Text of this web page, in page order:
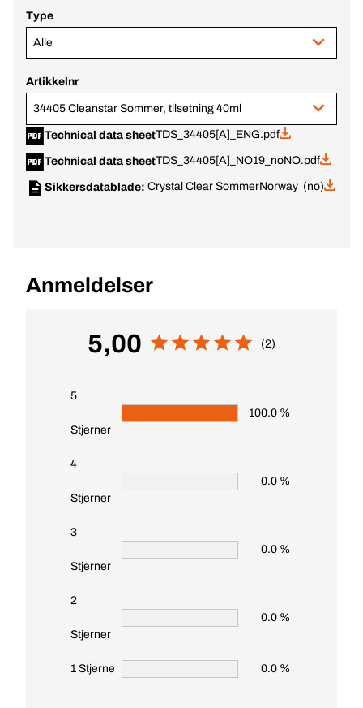
Type
Alle
Artikkelnr
34405 Cleanstar Sommer, tilsetning 40ml
Technical data sheetTDS_34405[A]_ENG.pdf
Technical data sheetTDS_34405[A]_NO19_noNO.pdf
Sikkersdatablade: Crystal Clear SommerNorway (no)
Anmeldelser
5,00 (2)
5
Stjerner
100.0 %
4
Stjerner
0.0 %
3
Stjerner
0.0 %
2
Stjerner
0.0 %
1 Stjerne 0.0 %